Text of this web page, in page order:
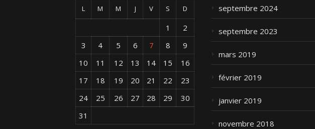
L M M J V S D
1
2
3
4 5 6 7 8
9
10
11 12 13 14 15
16
17
18 19 20 21 22
23
24
25 26 27 28 29
30
31
septembre 2024
septembre 2023
mars 2019
février 2019
janvier 2019
novembre 2018